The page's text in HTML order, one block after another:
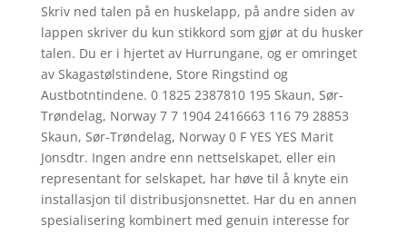
Skriv ned talen på en huskelapp, på andre siden av
lappen skriver du kun stikkord som gjør at du husker
talen. Du er i hjertet av Hurrungane, og er omringet
av Skagastølstindene, Store Ringstind og
Austbotntindene. 0 1825 2387810 195 Skaun, Sør-
Trøndelag, Norway 7 7 1904 2416663 116 79 28853
Skaun, Sør-Trøndelag, Norway 0 F YES YES Marit
Jonsdtr. Ingen andre enn nettselskapet, eller ein
representant for selskapet, har høve til å knyte ein
installasjon til distribusjonsnettet. Har du en annen
spesialisering kombinert med genuin interesse for